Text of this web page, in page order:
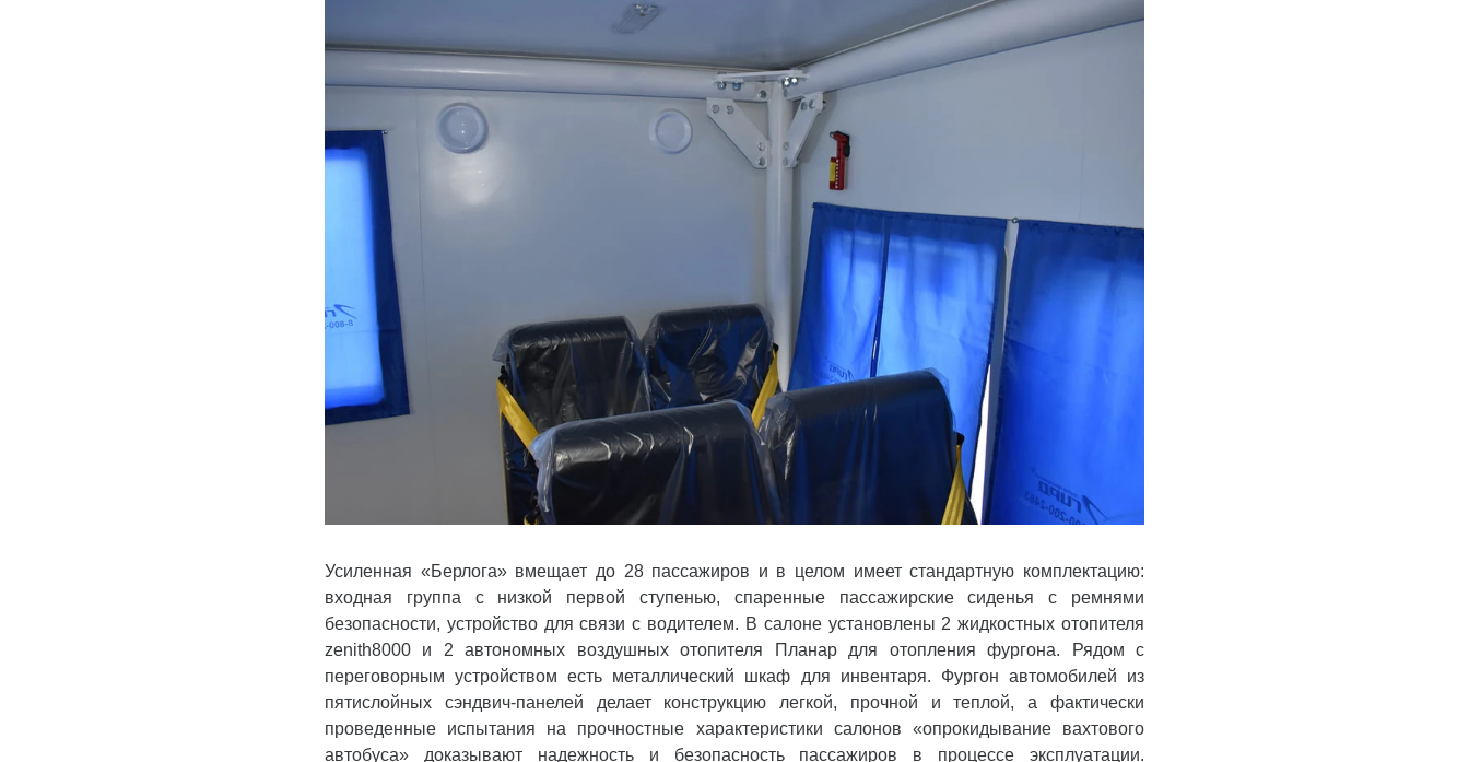
Усиленная «Берлога» вмещает до 28 пассажиров и в целом имеет стандартную комплектацию:
входная группа с низкой первой ступенью, спаренные пассажирские сиденья с ремнями
безопасности, устройство для связи с водителем. В салоне установлены 2 жидкостных отопителя
zenith8000 и 2 автономных воздушных отопителя Планар для отопления фургона. Рядом с
переговорным устройством есть металлический шкаф для инвентаря. Фургон автомобилей из
пятислойных сэндвич-панелей делает конструкцию легкой, прочной и теплой, а фактически
проведенные испытания на прочностные характеристики салонов «опрокидывание вахтового
автобуса» доказывают надежность и безопасность пассажиров в процессе эксплуатации.